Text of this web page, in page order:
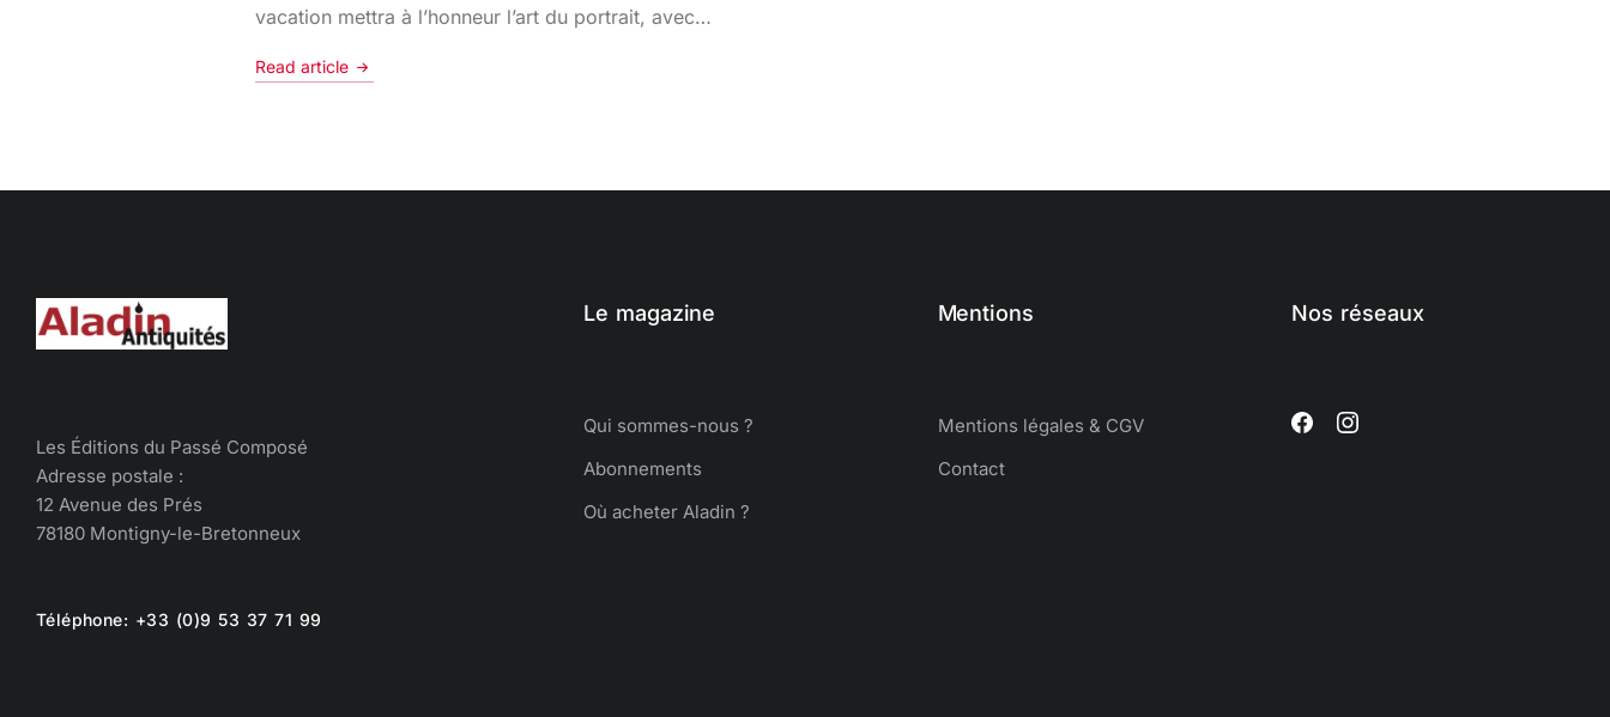
vacation mettra à l’honneur l’art du portrait, avec…
Read article
Les Éditions du Passé Composé
Adresse postale :
12 Avenue des Prés
78180 Montigny-le-Bretonneux
Téléphone: +33 (0)9 53 37 71 99
Le magazine
Qui sommes-nous ?
Abonnements
Où acheter Aladin ?
Mentions
Mentions légales & CGV
Contact
Nos réseaux